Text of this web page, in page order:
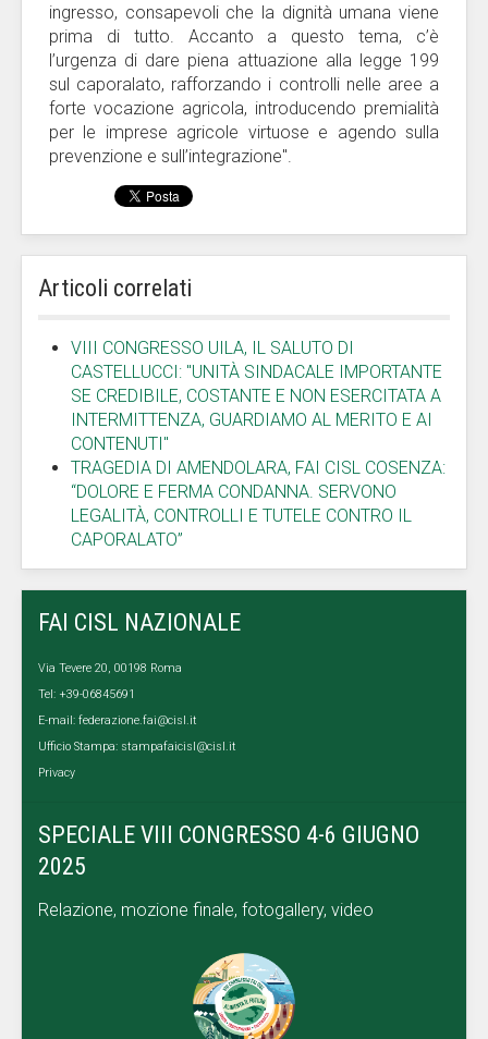
ingresso, consapevoli che la dignità umana viene
prima di tutto. Accanto a questo tema, c’è
l’urgenza di dare piena attuazione alla legge 199
sul caporalato, rafforzando i controlli nelle aree a
forte vocazione agricola, introducendo premialità
per le imprese agricole virtuose e agendo sulla
prevenzione e sull’integrazione".
Articoli correlati
VIII CONGRESSO UILA, IL SALUTO DI
CASTELLUCCI: "UNITÀ SINDACALE IMPORTANTE
SE CREDIBILE, COSTANTE E NON ESERCITATA A
INTERMITTENZA, GUARDIAMO AL MERITO E AI
CONTENUTI"
TRAGEDIA DI AMENDOLARA, FAI CISL COSENZA:
“DOLORE E FERMA CONDANNA. SERVONO
LEGALITÀ, CONTROLLI E TUTELE CONTRO IL
CAPORALATO”
FAI CISL NAZIONALE
Via Tevere 20, 00198 Roma
Tel: +39-06845691
E-mail: federazione.fai@cisl.it
Ufficio Stampa: stampafaicisl@cisl.it
Privacy
SPECIALE VIII CONGRESSO 4-6 GIUGNO
2025
Relazione, mozione finale, fotogallery, video